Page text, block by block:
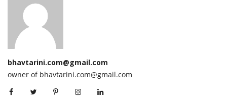
bhavtarini.com@gmail.com
owner of bhavtarini.com@gmail.com